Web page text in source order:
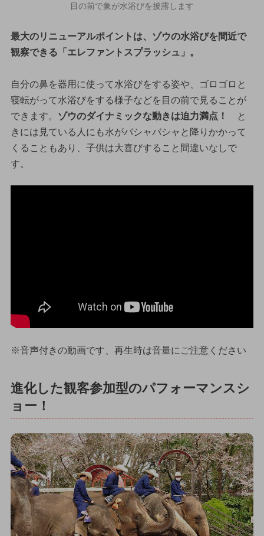
目の前で象が水浴びを披露します
最大のリニューアルポイントは、ゾウの水浴びを間近で
観察できる「エレファントスプラッシュ」。
自分の鼻を器用に使って水浴びをする姿や、ゴロゴロと
寝転がって水浴びをする様子などを目の前で見ることが
できます。 ゾウのダイナミックな動きは迫力満点！
と
きには見ている人にも水がバシャバシャと降りかかって
くることもあり、子供は大喜びすること間違いなしで
す。
※音声付きの動画です、再生時は音量にご注意ください
進化した観客参加型のパフォーマンスシ
ョー！